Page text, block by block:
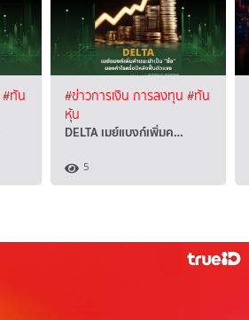
#ทัน
#ข่าวการเงิน การลงทุน #ทัน
หุ้น
DELTA เมย์แบงก์เพิ่มค…
5